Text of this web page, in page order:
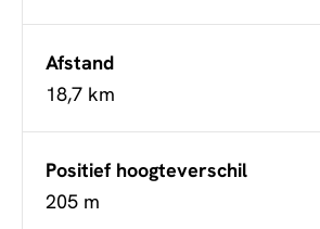
Afstand
18,7 km
Positief hoogteverschil
205 m